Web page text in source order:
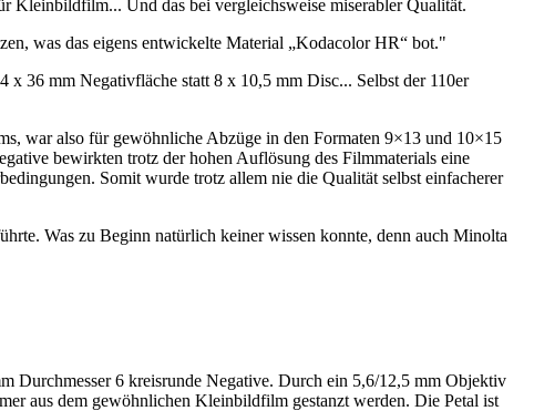
Kleinbildfilm... Und das bei vergleichsweise miserabler Qualität.
was das eigens entwickelte Material „Kodacolor HR“ bot."
36 mm Negativfläche statt 8 x 10,5 mm Disc... Selbst der 110er
war also für gewöhnliche Abzüge in den Formaten 9×13 und 10×15
bewirkten trotz der hohen Auflösung des Filmmaterials eine
Somit wurde trotz allem nie die Qualität selbst einfacherer
Was zu Beginn natürlich keiner wissen konnte, denn auch Minolta
Durchmesser 6 kreisrunde Negative. Durch ein 5,6/12,5 mm Objektiv
aus dem gewöhnlichen Kleinbildfilm gestanzt werden. Die Petal ist